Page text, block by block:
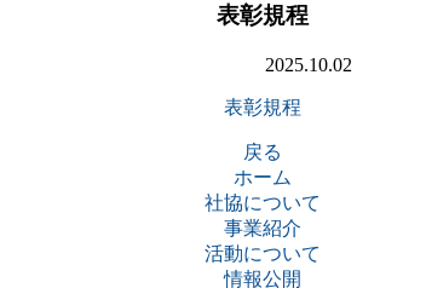
表彰規程
2025.10.02
表彰規程
戻る
ホーム
社協について
事業紹介
活動について
情報公開